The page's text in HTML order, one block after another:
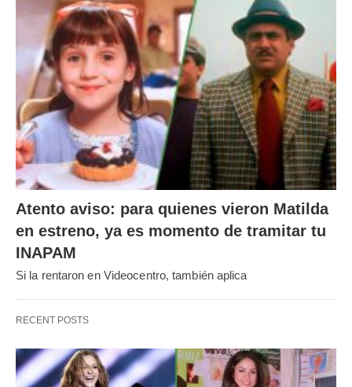
Atento aviso: para quienes vieron Matilda
en estreno, ya es momento de tramitar tu
INAPAM
Si la rentaron en Videocentro, también aplica
RECENT POSTS